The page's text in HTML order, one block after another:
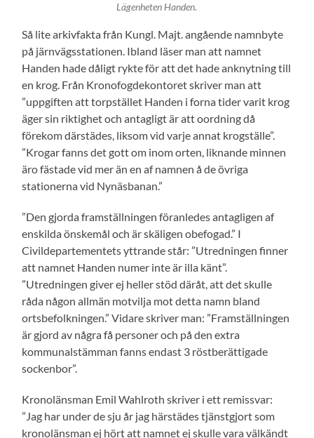
Lägenheten Handen.
Så lite arkivfakta från Kungl. Majt. angående namnbyte
på järnvägsstationen. Ibland läser man att namnet
Handen hade dåligt rykte för att det hade anknytning till
en krog. Från Kronofogdekontoret skriver man att
”uppgiften att torpstället Handen i forna tider varit krog
äger sin riktighet och antagligt är att oordning då
förekom därstädes, liksom vid varje annat krogställe”.
”Krogar fanns det gott om inom orten, liknande minnen
äro fästade vid mer än en af namnen å de övriga
stationerna vid Nynäsbanan.”
”Den gjorda framställningen föranledes antagligen af
enskilda önskemål och är skäligen obefogad.” I
Civildepartementets yttrande står: ”Utredningen finner
att namnet Handen numer inte är illa känt”.
”Utredningen giver ej heller stöd däråt, att det skulle
råda någon allmän motvilja mot detta namn bland
ortsbefolkningen.” Vidare skriver man: ”Framställningen
är gjord av några få personer och på den extra
kommunalstämman fanns endast 3 röstberättigade
sockenbor”.
Kronolänsman Emil Wahlroth skriver i ett remissvar:
”Jag har under de sju år jag härstädes tjänstgjort som
kronolänsman ej hört att namnet ej skulle vara välkändt